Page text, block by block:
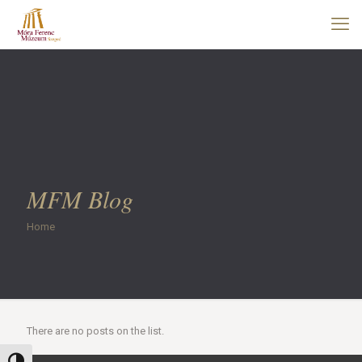
MFM Blog
Home
There are no posts on the list.